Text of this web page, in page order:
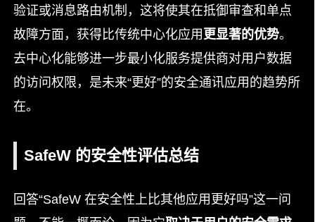
验证或消息路由机制，这将使其在抵御审查和单点
故障方面，获得比传统中心化应用更显著的优势。
去中心化能够进一步最小化服务提供商对用户数据
的访问权限，是未来“更好”的安全通讯应用的趋势所
在。
SafeW 的安全性评估总结
回答“SafeW 在安全性上比其他应用更好吗”这一问